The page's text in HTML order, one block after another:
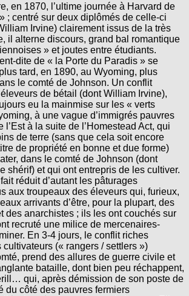
en 1870, l’ultime journée à Harvard de
; centré sur deux diplômés de celle-ci
Irvine) clairement issus de la très
il alterne discours, grand bal romantique
» et joutes entre étudiants.
dite de « la Porte du Paradis » se
tard, en 1890, au Wyoming, plus
le comté de Johnson. Un conflit
de bétail (dont William Irvine),
eu la mainmise sur les « verts
à une vague d’immigrés pauvres
l’Est à la suite de l’Homestead Act, qui
de terre (sans que cela soit encore
de propriété en bonne et due forme)
dans le comté de Johnson (dont
shérif) et qui ont entrepris de les cultiver.
réduit d’autant les pâturages
aux troupeaux des éleveurs qui, furieux,
arrivants d’être, pour la plupart, des
des anarchistes ; ils les ont couchés sur
recruté une milice de mercenaires-
En 3-4 jours, le conflit riches
(« rangers / settlers »)
prend des allures de guerre civile et
bataille, dont bien peu réchappent,
qui, après démission de son poste de
du côté des pauvres fermiers